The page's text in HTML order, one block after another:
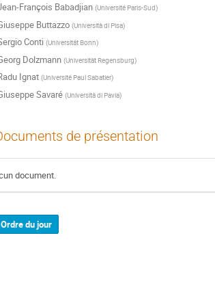
François Babadjian (Université Paris-Sud)
Buttazzo (Università di Pisa)
Conti (Universität Bonn)
Dolzmann (Universität Regensburg)
Ignat (Université Paul Sabatier)
Savaré (Università di Pavia)
de présentation
document.
Ordre du jour